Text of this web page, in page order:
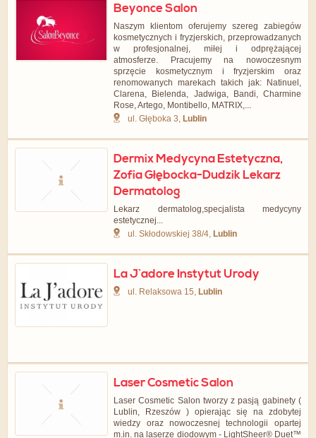
Beyonce Salon
Naszym klientom oferujemy szereg zabiegów
kosmetycznych i fryzjerskich, przeprowadzanych
w profesjonalnej, miłej i odprężającej
atmosferze. Pracujemy na nowoczesnym
sprzęcie kosmetycznym i fryzjerskim oraz
renomowanych marekach takich jak: Natinuel,
Clarena, Bielenda, Jadwiga, Bandi, Charmine
Rose, Artego, Montibello, MATRIX,...
ul. Głęboka 3, Lublin
Dermix Medycyna Estetyczna,
Zofia Głębocka-Dudzik Lekarz
Dermatolog
Lekarz dermatolog,specjalista medycyny
estetycznej...
ul. Skłodowskiej 38/4, Lublin
La J`adore Instytut Urody
ul. Relaksowa 15, Lublin
Laser Cosmetic Salon
Laser Cosmetic Salon tworzy z pasją gabinety (
Lublin, Rzeszów ) opierając się na zdobytej
wiedzy oraz nowoczesnej technologii opartej
m.in. na laserze diodowym - LightSheer® Duet™